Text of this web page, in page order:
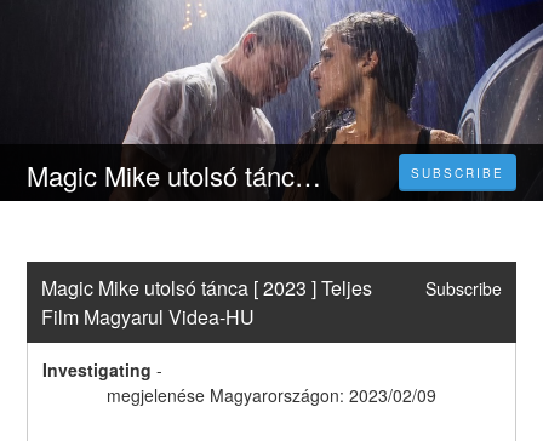
Magic Mike utolsó tánca [ 2023 ] Teljes Film Magyarul Videa-HU SUBSCRIBE
Magic Mike utolsó tánca [ 2023 ] Teljes
Film Magyarul Videa-HU
Subscribe
Investigating -
megjelenése Magyarországon: 2023/02/09